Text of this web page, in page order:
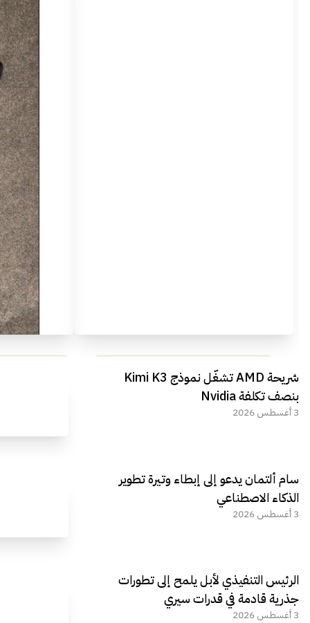
مراجعة شاملة لعملاق الألعاب
الجديد REDMAGIC 11 AIR
شريحة AMD تشغّل نموذج Kimi K3
بنصف تكلفة Nvidia
3 أغسطس 2026
سام ألتمان يدعو إلى إبطاء وتيرة تطوير
الذكاء الاصطناعي
3 أغسطس 2026
الرئيس التنفيذي لأبل يلمح إلى تطورات
جذرية قادمة في قدرات سيري
3 أغسطس 2026